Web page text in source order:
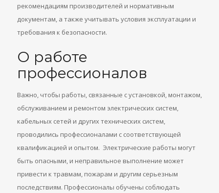
рекомендациям производителей и нормативным
документам, а также учитывать условия эксплуатации и
требования к безопасности.
О работе
профессионалов
Важно, чтобы работы, связанные с установкой, монтажом,
обслуживанием и ремонтом электрических систем,
кабельных сетей и других технических систем,
проводились профессионалами с соответствующей
квалификацией и опытом. Электрические работы могут
быть опасными, и неправильное выполнение может
привести к травмам, пожарам и другим серьезным
последствиям. Профессионалы обучены соблюдать